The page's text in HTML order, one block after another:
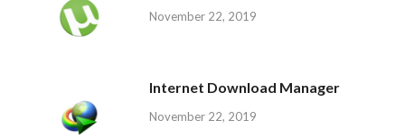
November 22, 2019
Internet Download Manager
November 22, 2019